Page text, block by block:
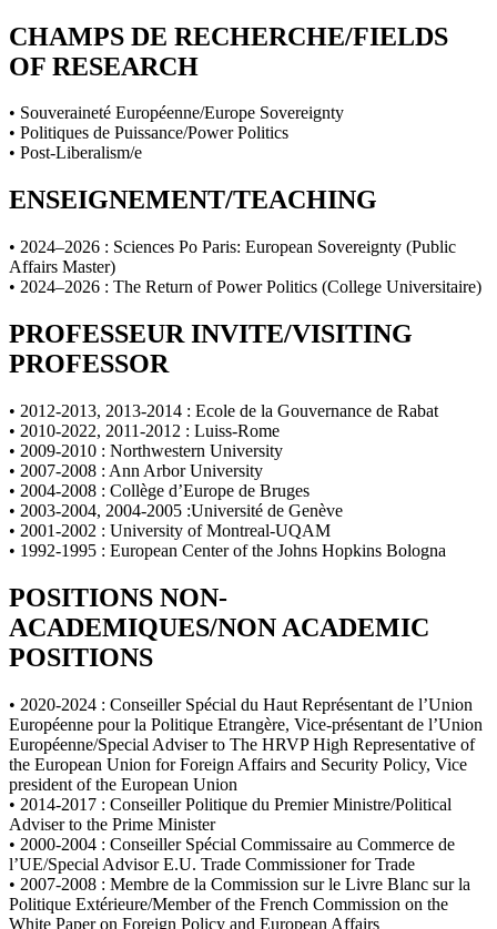
CHAMPS DE RECHERCHE/FIELDS
OF RESEARCH
• Souveraineté Européenne/Europe Sovereignty
• Politiques de Puissance/Power Politics
• Post-Liberalism/e
ENSEIGNEMENT/TEACHING
• 2024–2026 : Sciences Po Paris: European Sovereignty (Public
Affairs Master)
• 2024–2026 : The Return of Power Politics (College Universitaire)
PROFESSEUR INVITE/VISITING
PROFESSOR
• 2012-2013, 2013-2014 : Ecole de la Gouvernance de Rabat
• 2010-2022, 2011-2012 : Luiss-Rome
• 2009-2010 : Northwestern University
• 2007-2008 : Ann Arbor University
• 2004-2008 : Collège d’Europe de Bruges
• 2003-2004, 2004-2005 :Université de Genève
• 2001-2002 : University of Montreal-UQAM
• 1992-1995 : European Center of the Johns Hopkins Bologna
POSITIONS NON-
ACADEMIQUES/NON ACADEMIC
POSITIONS
• 2020-2024 : Conseiller Spécial du Haut Représentant de l’Union
Européenne pour la Politique Etrangère, Vice-présentant de l’Union
Européenne/Special Adviser to The HRVP High Representative of
the European Union for Foreign Affairs and Security Policy, Vice
president of the European Union
• 2014-2017 : Conseiller Politique du Premier Ministre/Political
Adviser to the Prime Minister
• 2000-2004 : Conseiller Spécial Commissaire au Commerce de
l’UE/Special Advisor E.U. Trade Commissioner for Trade
• 2007-2008 : Membre de la Commission sur le Livre Blanc sur la
Politique Extérieure/Member of the French Commission on the
White Paper on Foreign Policy and European Affairs